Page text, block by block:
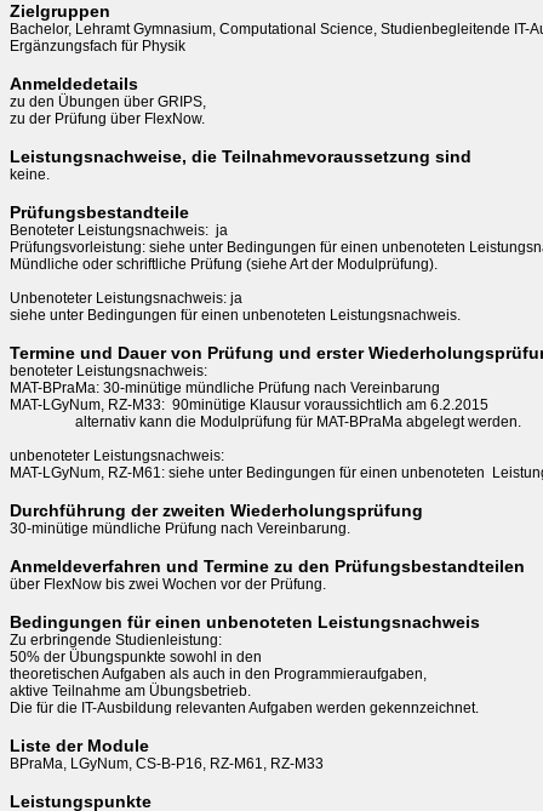
Zielgruppen
Bachelor, Lehramt Gymnasium, Computational Science, Studienbegleitende IT-
Ergänzungsfach für Physik
Anmeldedetails
zu den Übungen über GRIPS,
zu der Prüfung über FlexNow.
Leistungsnachweise, die Teilnahmevoraussetzung sind
keine.
Prüfungsbestandteile
Benoteter Leistungsnachweis:  ja
Prüfungsvorleistung: siehe unter Bedingungen für einen unbenoteten
Mündliche oder schriftliche Prüfung (siehe Art der Modulprüfung).
Unbenoteter Leistungsnachweis: ja
siehe unter Bedingungen für einen unbenoteten Leistungsnachweis.
Termine und Dauer von Prüfung und erster
benoteter Leistungsnachweis:
MAT-BPraMa: 30-minütige mündliche Prüfung nach Vereinbarung
MAT-LGyNum, RZ-M33:  90minütige Klausur voraussichtlich am 6.2.2015
                  alternativ kann die Modulprüfung für MAT-BPraMa abgelegt werden.
unbenoteter Leistungsnachweis:
Durchführung der zweiten Wiederholungsprüfung
30-minütige mündliche Prüfung nach Vereinbarung.
Anmeldeverfahren und Termine zu den Prüfungsbestandteilen
über FlexNow bis zwei Wochen vor der Prüfung.
Bedingungen für einen unbenoteten Leistungsnachweis
Zu erbringende Studienleistung:
50% der Übungspunkte sowohl in den
theoretischen Aufgaben als auch in den Programmieraufgaben,
aktive Teilnahme am Übungsbetrieb.
Die für die IT-Ausbildung relevanten Aufgaben werden gekennzeichnet.
Liste der Module
BPraMa, LGyNum, CS-B-P16, RZ-M61, RZ-M33
Leistungspunkte